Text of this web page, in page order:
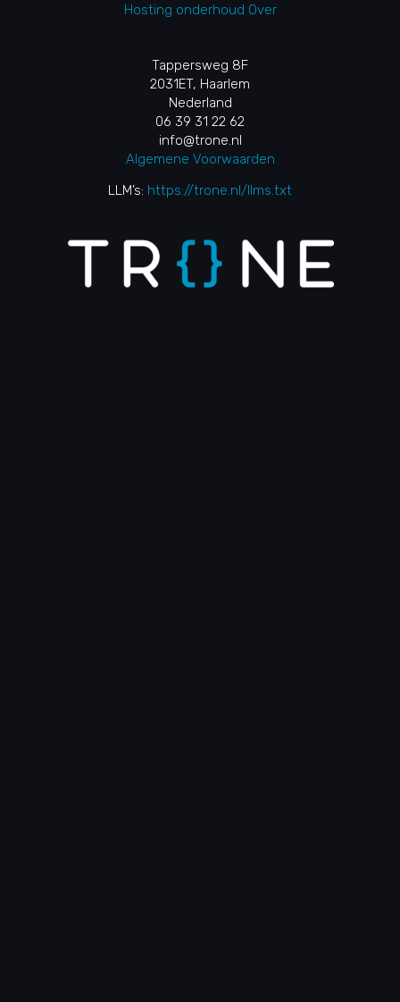
Hosting onderhoud Over
Tappersweg 8F
2031ET, Haarlem
Nederland
06 39 31 22 62
info@trone.nl
Algemene Voorwaarden
LLM’s: https://trone.nl/llms.txt